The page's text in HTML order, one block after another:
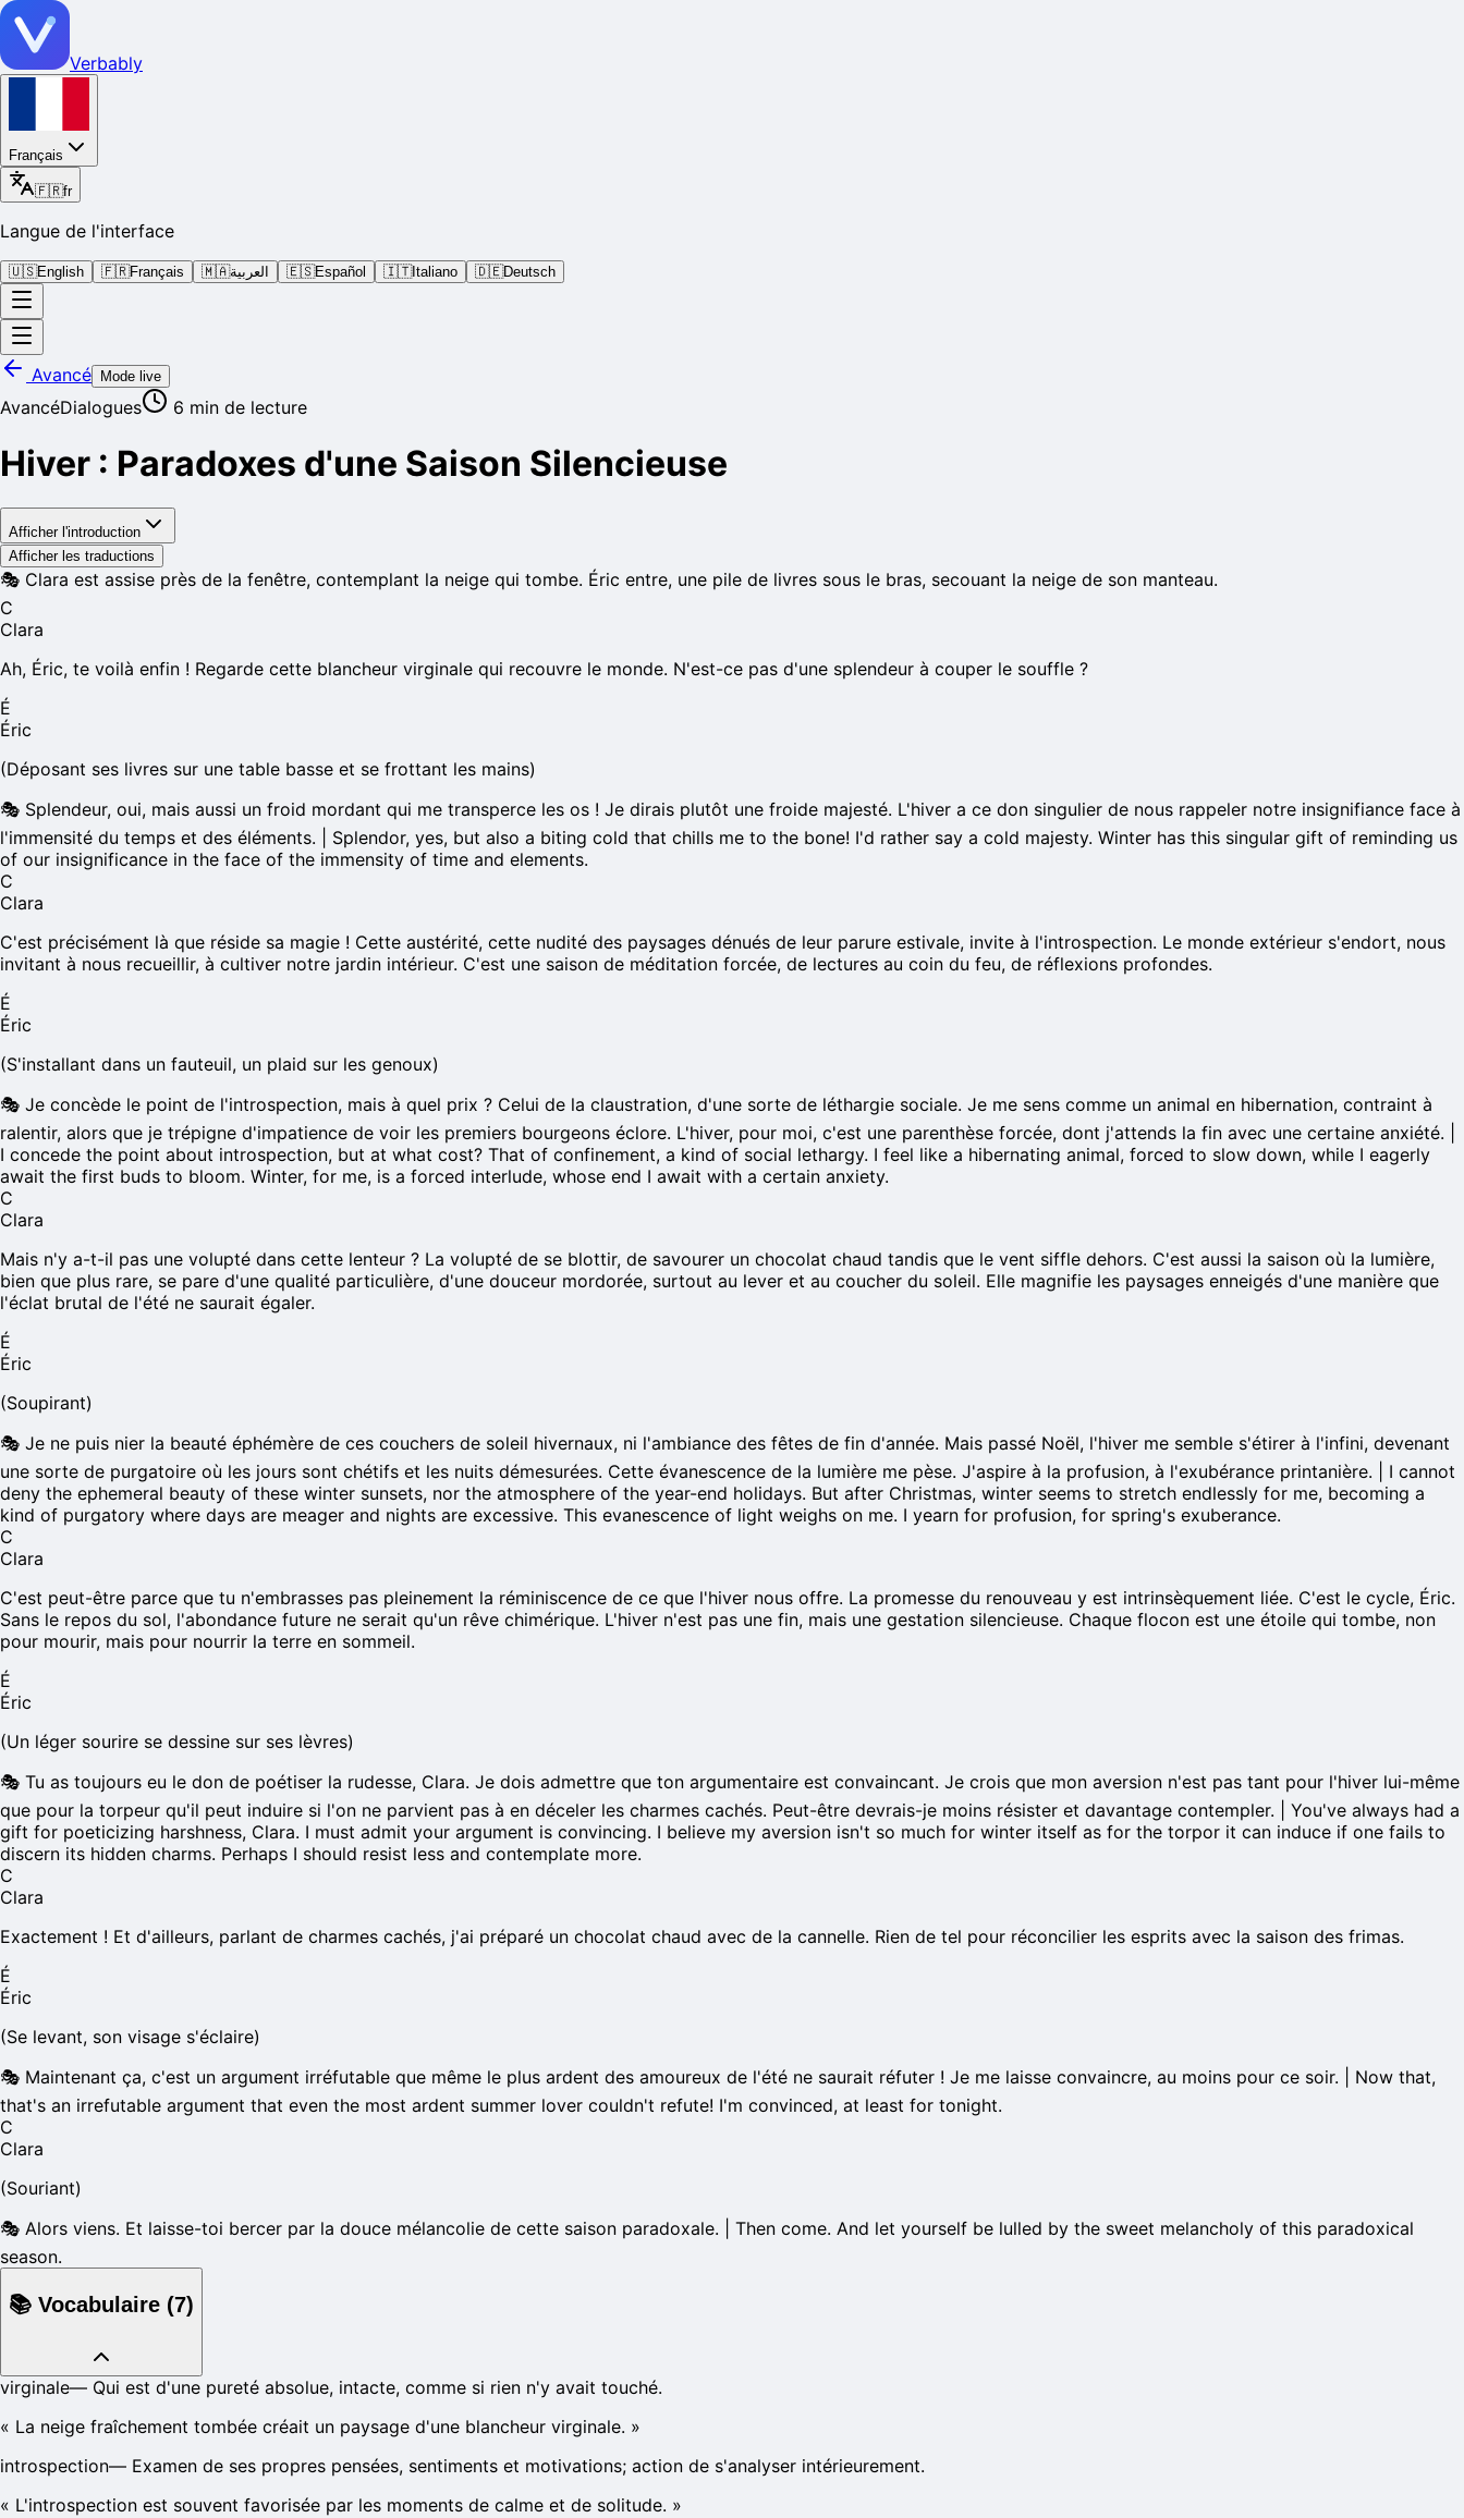
Verbably
Français
🇫🇷fr
Langue de l'interface
🇺🇸English 🇫🇷Français 🇲🇦العربية 🇪🇸Español 🇮🇹Italiano 🇩🇪Deutsch
Avancé Mode live
AvancéDialogues 6 min de lecture
Hiver : Paradoxes d'une Saison Silencieuse
Afficher l'introduction
Afficher les traductions
🎭 Clara est assise près de la fenêtre, contemplant la neige qui tombe. Éric entre, une pile de livres sous le bras, secouant la neige de son manteau.
C
Clara
Ah, Éric, te voilà enfin ! Regarde cette blancheur virginale qui recouvre le monde. N'est-ce pas d'une splendeur à couper le souffle ?
É
Éric
(Déposant ses livres sur une table basse et se frottant les mains)
🎭 Splendeur, oui, mais aussi un froid mordant qui me transperce les os ! Je dirais plutôt une froide majesté. L'hiver a ce don singulier de nous rappeler notre insignifiance face à
l'immensité du temps et des éléments. | Splendor, yes, but also a biting cold that chills me to the bone! I'd rather say a cold majesty. Winter has this singular gift of reminding us
of our insignificance in the face of the immensity of time and elements.
C
Clara
C'est précisément là que réside sa magie ! Cette austérité, cette nudité des paysages dénués de leur parure estivale, invite à l'introspection. Le monde extérieur s'endort, nous
invitant à nous recueillir, à cultiver notre jardin intérieur. C'est une saison de méditation forcée, de lectures au coin du feu, de réflexions profondes.
É
Éric
(S'installant dans un fauteuil, un plaid sur les genoux)
🎭 Je concède le point de l'introspection, mais à quel prix ? Celui de la claustration, d'une sorte de léthargie sociale. Je me sens comme un animal en hibernation, contraint à
ralentir, alors que je trépigne d'impatience de voir les premiers bourgeons éclore. L'hiver, pour moi, c'est une parenthèse forcée, dont j'attends la fin avec une certaine anxiété. |
I concede the point about introspection, but at what cost? That of confinement, a kind of social lethargy. I feel like a hibernating animal, forced to slow down, while I eagerly
await the first buds to bloom. Winter, for me, is a forced interlude, whose end I await with a certain anxiety.
C
Clara
Mais n'y a-t-il pas une volupté dans cette lenteur ? La volupté de se blottir, de savourer un chocolat chaud tandis que le vent siffle dehors. C'est aussi la saison où la lumière,
bien que plus rare, se pare d'une qualité particulière, d'une douceur mordorée, surtout au lever et au coucher du soleil. Elle magnifie les paysages enneigés d'une manière que
l'éclat brutal de l'été ne saurait égaler.
É
Éric
(Soupirant)
🎭 Je ne puis nier la beauté éphémère de ces couchers de soleil hivernaux, ni l'ambiance des fêtes de fin d'année. Mais passé Noël, l'hiver me semble s'étirer à l'infini, devenant
une sorte de purgatoire où les jours sont chétifs et les nuits démesurées. Cette évanescence de la lumière me pèse. J'aspire à la profusion, à l'exubérance printanière. | I cannot
deny the ephemeral beauty of these winter sunsets, nor the atmosphere of the year-end holidays. But after Christmas, winter seems to stretch endlessly for me, becoming a
kind of purgatory where days are meager and nights are excessive. This evanescence of light weighs on me. I yearn for profusion, for spring's exuberance.
C
Clara
C'est peut-être parce que tu n'embrasses pas pleinement la réminiscence de ce que l'hiver nous offre. La promesse du renouveau y est intrinsèquement liée. C'est le cycle, Éric.
Sans le repos du sol, l'abondance future ne serait qu'un rêve chimérique. L'hiver n'est pas une fin, mais une gestation silencieuse. Chaque flocon est une étoile qui tombe, non
pour mourir, mais pour nourrir la terre en sommeil.
É
Éric
(Un léger sourire se dessine sur ses lèvres)
🎭 Tu as toujours eu le don de poétiser la rudesse, Clara. Je dois admettre que ton argumentaire est convaincant. Je crois que mon aversion n'est pas tant pour l'hiver lui-même
que pour la torpeur qu'il peut induire si l'on ne parvient pas à en déceler les charmes cachés. Peut-être devrais-je moins résister et davantage contempler. | You've always had a
gift for poeticizing harshness, Clara. I must admit your argument is convincing. I believe my aversion isn't so much for winter itself as for the torpor it can induce if one fails to
discern its hidden charms. Perhaps I should resist less and contemplate more.
C
Clara
Exactement ! Et d'ailleurs, parlant de charmes cachés, j'ai préparé un chocolat chaud avec de la cannelle. Rien de tel pour réconcilier les esprits avec la saison des frimas.
É
Éric
(Se levant, son visage s'éclaire)
🎭 Maintenant ça, c'est un argument irréfutable que même le plus ardent des amoureux de l'été ne saurait réfuter ! Je me laisse convaincre, au moins pour ce soir. | Now that,
that's an irrefutable argument that even the most ardent summer lover couldn't refute! I'm convinced, at least for tonight.
C
Clara
(Souriant)
🎭 Alors viens. Et laisse-toi bercer par la douce mélancolie de cette saison paradoxale. | Then come. And let yourself be lulled by the sweet melancholy of this paradoxical
season.
📚 Vocabulaire (7)
virginale— Qui est d'une pureté absolue, intacte, comme si rien n'y avait touché.
« La neige fraîchement tombée créait un paysage d'une blancheur virginale. »
introspection— Examen de ses propres pensées, sentiments et motivations; action de s'analyser intérieurement.
« L'introspection est souvent favorisée par les moments de calme et de solitude. »